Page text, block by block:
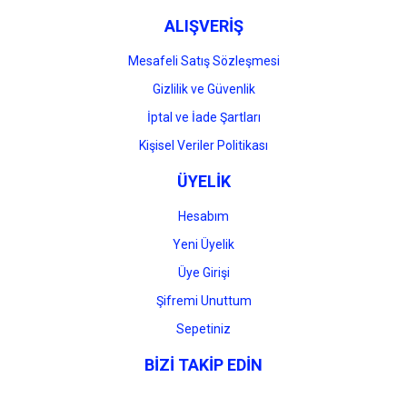
ALIŞVERİŞ
Mesafeli Satış Sözleşmesi
Gizlilik ve Güvenlik
İptal ve İade Şartları
Kişisel Veriler Politikası
ÜYELİK
Hesabım
Yeni Üyelik
Üye Girişi
Şifremi Unuttum
Sepetiniz
BİZİ TAKİP EDİN